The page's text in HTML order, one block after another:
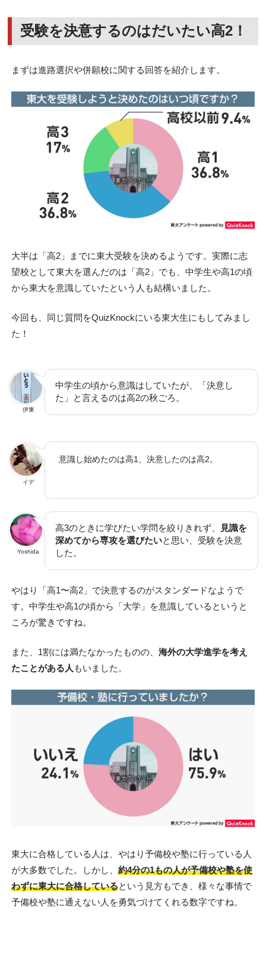
受験を決意するのはだいたい高2！
まずは進路選択や併願校に関する回答を紹介します。
大半は「高2」までに東大受験を決めるようです。実際に志
望校として東大を選んだのは「高2」でも、中学生や高1の頃
から東大を意識していたという人も結構いました。
今回も、同じ質問をQuizKnockにいる東大生にもしてみまし
た！
伊東
中学生の頃から意識はしていたが、「決意し
た」と言えるのは高2の秋ごろ。
イデ
意識し始めたのは高1、決意したのは高2。
Yoshida
高3のときに学びたい学問を絞りきれず、
見識を
深めてから専攻を選びたいと思い、受験を決意
した。
やはり「高1〜高2」で決意するのがスタンダードなようで
す。中学生や高1の頃から「大学」を意識しているというと
ころが驚きですね。
また、1割には満たなかったものの、 海外の大学進学を考え
たことがある人 もいました。
東大に合格している人は、やはり予備校や塾に行っている人
が大多数でした。しかし、 約4分の1もの人が予備校や塾を使
わずに東大に合格しているという見方もでき、様々な事情で
予備校や塾に通えない人を勇気づけてくれる数字ですね。